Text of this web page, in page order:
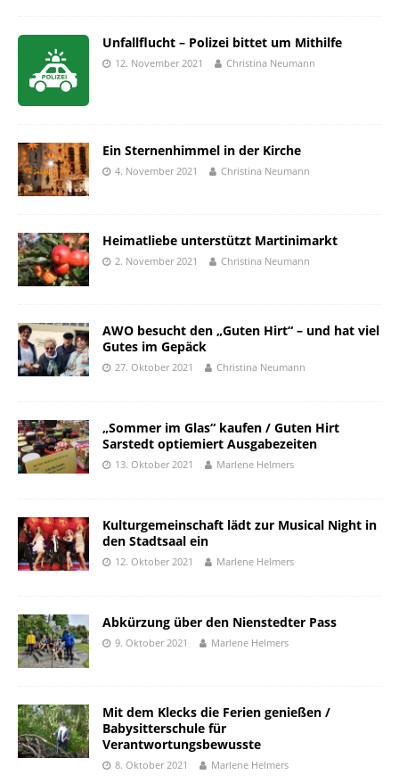
Unfallflucht – Polizei bittet um Mithilfe
12. November 2021 Christina Neumann
Ein Sternenhimmel in der Kirche
4. November 2021 Christina Neumann
Heimatliebe unterstützt Martinimarkt
2. November 2021 Christina Neumann
AWO besucht den „Guten Hirt“ – und hat viel
Gutes im Gepäck
27. Oktober 2021 Christina Neumann
„Sommer im Glas“ kaufen / Guten Hirt
Sarstedt optiemiert Ausgabezeiten
13. Oktober 2021 Marlene Helmers
Kulturgemeinschaft lädt zur Musical Night in
den Stadtsaal ein
12. Oktober 2021 Marlene Helmers
Abkürzung über den Nienstedter Pass
9. Oktober 2021 Marlene Helmers
Mit dem Klecks die Ferien genießen /
Babysitterschule für
Verantwortungsbewusste
8. Oktober 2021 Marlene Helmers